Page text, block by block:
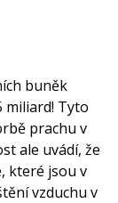
buněk
miliard! Tyto
prachu v
ale uvádí, že
které jsou v
vzduchu v